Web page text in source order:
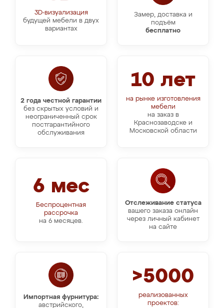
3D-визуализация
будущей мебели в двух
вариантах
Замер, доставка и
подъём
бесплатно
10 лет
на рынке изготовления
мебели
на заказ в
Краснозаводске и
Московской области
2 года честной гарантии
без скрытых условий и
неограниченный срок
постгарантийного
обслуживания
Отслеживание статуса
вашего заказа онлайн
через личный кабинет
на сайте
6 мес
Беспроцентная
рассрочка
на 6 месяцев.
Импортная фурнитура:
австрийского,
>5000
реализованных
проектов: